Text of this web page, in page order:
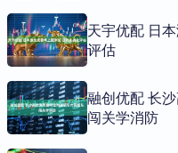
天宇优配 日
评估
融创优配 长
闯关学消防